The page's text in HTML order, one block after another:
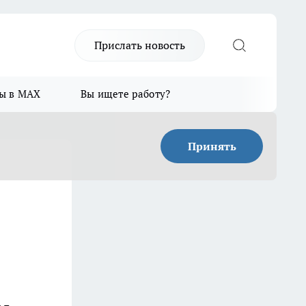
Прислать новость
в MAX Вы ищете работу?
Принять